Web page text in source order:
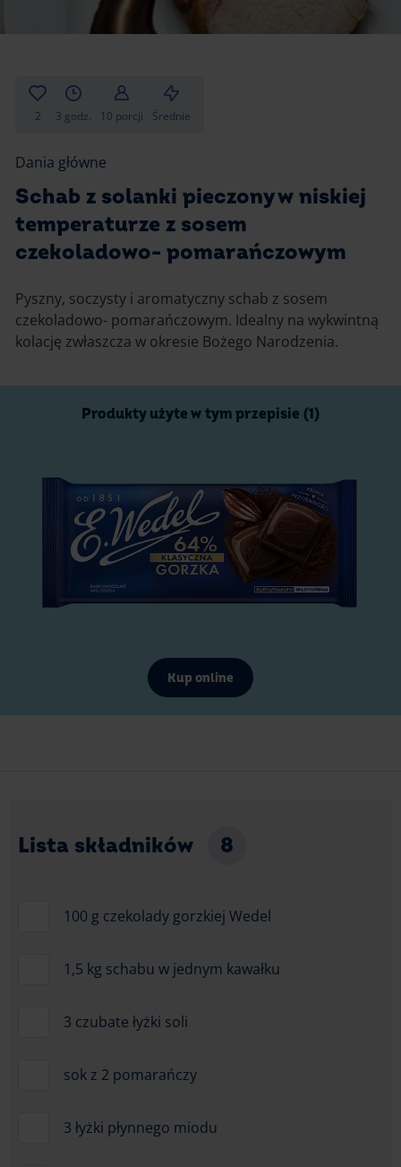
Zupy i kremy
Inne
Ciasta i desery
Napoje i koktajle
Gotowanie
Desery i przekąski
2 3 godz. 10 porcji Średnie
Dania główne
Schab z solanki pieczony w niskiej
temperaturze z sosem
czekoladowo- pomarańczowym
Pyszny, soczysty i aromatyczny schab z sosem
czekoladowo- pomarańczowym. Idealny na wykwintną
kolację zwłaszcza w okresie Bożego Narodzenia.
Produkty użyte w tym przepisie (1)
Kup online
Lista składników 8
100 g czekolady gorzkiej Wedel
1,5 kg schabu w jednym kawałku
3 czubate łyżki soli
sok z 2 pomarańczy
3 łyżki płynnego miodu